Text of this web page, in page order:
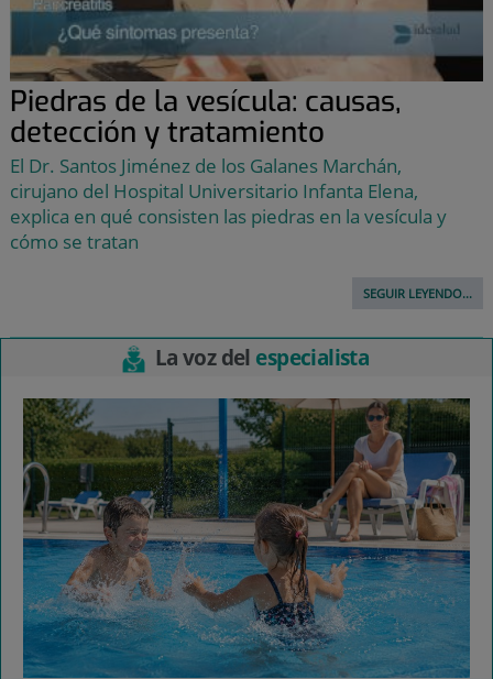
Piedras de la vesícula: causas,
detección y tratamiento
El Dr. Santos Jiménez de los Galanes Marchán,
cirujano del Hospital Universitario Infanta Elena,
explica en qué consisten las piedras en la vesícula y
cómo se tratan
SEGUIR LEYENDO...
La voz del especialista